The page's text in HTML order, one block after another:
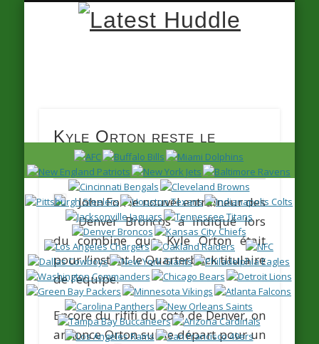
Kyle Orton reste le
Titulaire
John Fox le nouvel entraîneur des
Denver Broncos a indiqué lors
du combine queKyle Ortonétait
pour l’instant le Quarterback titulaire
de l’équipe.
Encore du rififi du coté de Denver, on
annonce Orton sur le départ pour un